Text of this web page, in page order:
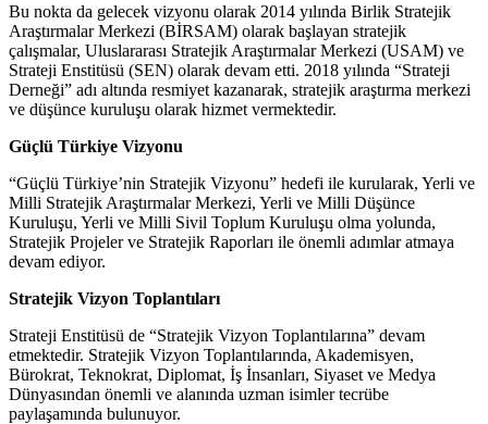
Bu nokta da gelecek vizyonu olarak 2014 yılında Birlik Stratejik
Araştırmalar Merkezi (BİRSAM) olarak başlayan stratejik
çalışmalar, Uluslararası Stratejik Araştırmalar Merkezi (USAM) ve
Strateji Enstitüsü (SEN) olarak devam etti. 2018 yılında “Strateji
Derneği” adı altında resmiyet kazanarak, stratejik araştırma merkezi
ve düşünce kuruluşu olarak hizmet vermektedir.
Güçlü Türkiye Vizyonu
“Güçlü Türkiye’nin Stratejik Vizyonu” hedefi ile kurularak, Yerli ve
Milli Stratejik Araştırmalar Merkezi, Yerli ve Milli Düşünce
Kuruluşu, Yerli ve Milli Sivil Toplum Kuruluşu olma yolunda,
Stratejik Projeler ve Stratejik Raporları ile önemli adımlar atmaya
devam ediyor.
Stratejik Vizyon Toplantıları
Strateji Enstitüsü de “Stratejik Vizyon Toplantılarına” devam
etmektedir. Stratejik Vizyon Toplantılarında, Akademisyen,
Bürokrat, Teknokrat, Diplomat, İş İnsanları, Siyaset ve Medya
Dünyasından önemli ve alanında uzman isimler tecrübe
paylaşamında bulunuyor.